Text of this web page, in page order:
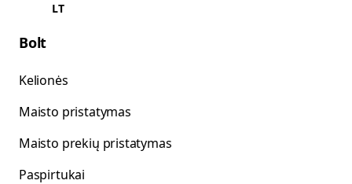
LT
Bolt
Kelionės
Maisto pristatymas
Maisto prekių pristatymas
Paspirtukai